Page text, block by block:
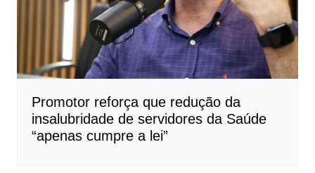
Promotor reforça que redução da
insalubridade de servidores da Saúde
“apenas cumpre a lei”